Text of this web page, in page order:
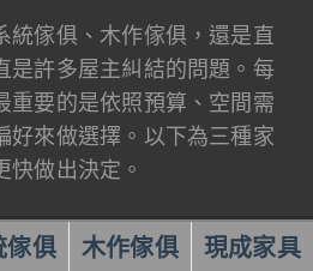
統傢俱、木作傢俱，還是直
是許多屋主糾結的問題。每
重要的是依照預算、空間需
好來做選擇。以下為三種家
快做出決定。
傢俱 木作傢俱 現成家具